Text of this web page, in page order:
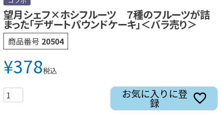
望月シェフ×ホシフルーツ ７種のフルーツが詰
まった「デザートパウンドケーキ」＜バラ売り＞
商品番号 20504
¥378税込
お気に入りに登
録